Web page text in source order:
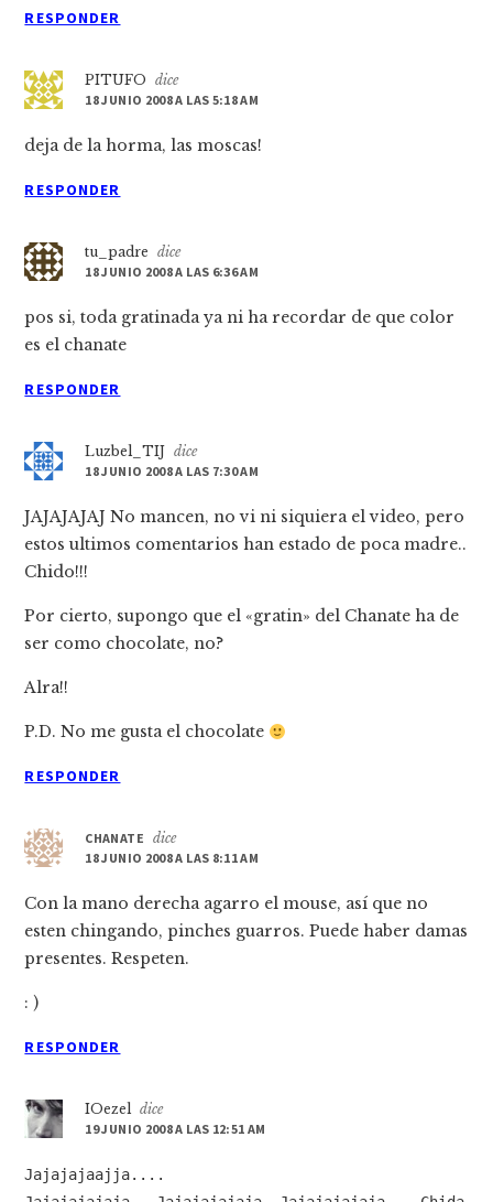
RESPONDER
PITUFO
dice
18 JUNIO 2008 A LAS 5:18 AM
deja de la horma, las moscas!
RESPONDER
tu_padre
dice
18 JUNIO 2008 A LAS 6:36 AM
pos si, toda gratinada ya ni ha recordar de que color
es el chanate
RESPONDER
Luzbel_TIJ dice
18 JUNIO 2008 A LAS 7:30 AM
JAJAJAJAJ No mancen, no vi ni siquiera el video, pero
estos ultimos comentarios han estado de poca madre..
Chido!!!
Por cierto, supongo que el «gratin» del Chanate ha de
ser como chocolate, no?
Alra!!
P.D. No me gusta el chocolate
RESPONDER
CHANATE dice
18 JUNIO 2008 A LAS 8:11 AM
Con la mano derecha agarro el mouse, así­ que no
esten chingando, pinches guarros. Puede haber damas
presentes. Respeten.
: )
RESPONDER
IOezel dice
19 JUNIO 2008 A LAS 12:51 AM
Jajajajaajja....